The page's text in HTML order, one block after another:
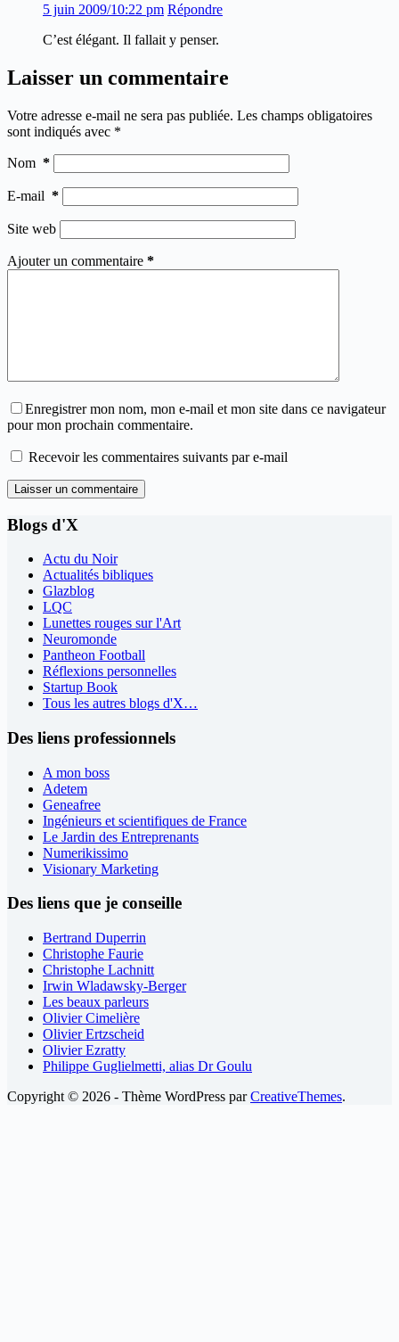
5 juin 2009/10:22 pm Répondre
C’est élégant. Il fallait y penser.
Laisser un commentaire
Votre adresse e-mail ne sera pas publiée. Les champs obligatoires
sont indiqués avec *
Nom *
E-mail *
Site web
Ajouter un commentaire *
Enregistrer mon nom, mon e-mail et mon site dans ce navigateur
pour mon prochain commentaire.
Recevoir les commentaires suivants par e-mail
Laisser un commentaire
Blogs d'X
Actu du Noir
Actualités bibliques
Glazblog
LQC
Lunettes rouges sur l'Art
Neuromonde
Pantheon Football
Réflexions personnelles
Startup Book
Tous les autres blogs d'X…
Des liens professionnels
A mon boss
Adetem
Geneafree
Ingénieurs et scientifiques de France
Le Jardin des Entreprenants
Numerikissimo
Visionary Marketing
Des liens que je conseille
Bertrand Duperrin
Christophe Faurie
Christophe Lachnitt
Irwin Wladawsky-Berger
Les beaux parleurs
Olivier Cimelière
Olivier Ertzscheid
Olivier Ezratty
Philippe Guglielmetti, alias Dr Goulu
Copyright © 2026 - Thème WordPress parCreativeThemes.